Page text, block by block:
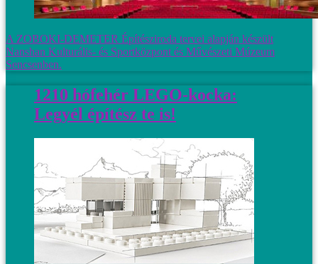
A ZOBOKI-DEMETER Építésziroda tervei alapján készült
Nanshan Kulturális- és Sportközpont és Művészeti Múzeum
Sencsenben.
1210 hófehér LEGO-kocka:
Legyél építész te is!